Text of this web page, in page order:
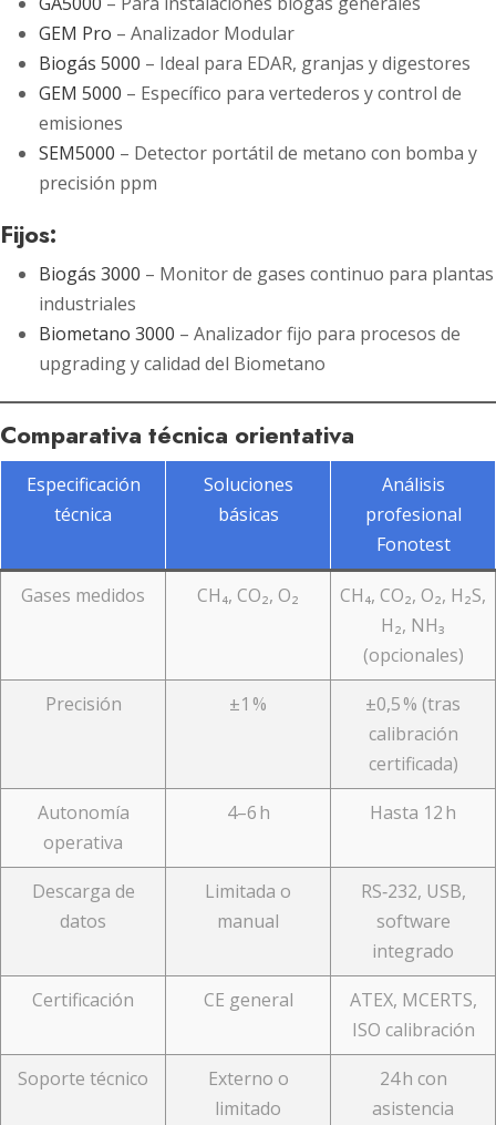
GEM Pro – Analizador Modular
Biogás 5000 – Ideal para EDAR, granjas y digestores
GEM 5000 – Específico para vertederos y control de
emisiones
SEM5000 – Detector portátil de metano con bomba y
precisión ppm
Fijos:
Biogás 3000 – Monitor de gases continuo para plantas
industriales
Biometano 3000 – Analizador fijo para procesos de
upgrading y calidad del Biometano
Comparativa técnica orientativa
Especificación
técnica
Soluciones
básicas
Análisis
profesional
Fonotest
Gases medidos CH₄, CO₂, O₂
CH₄, CO₂, O₂, H₂S,
H₂, NH₃
(opcionales)
Precisión
±1 %
±0,5 % (tras
calibración
certificada)
Autonomía
operativa
4–6 h Hasta 12 h
Descarga de
datos
Limitada o
manual
RS‑232, USB,
software
integrado
Certificación
CE general
ATEX, MCERTS,
ISO calibración
Soporte técnico
Externo o
limitado
24 h con
asistencia